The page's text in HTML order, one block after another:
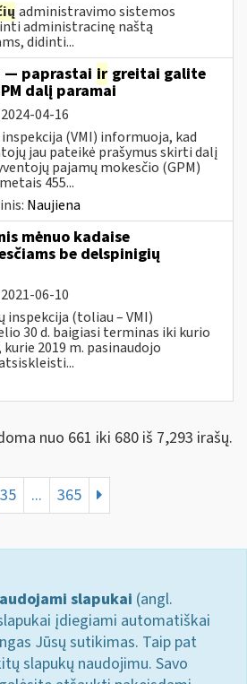
administravimo sistemos
administracinę naštą
didinti...
— paprastai ir greitai galite
dalį paramai
2024-04-16
(VMI) informuoja, kad
jau pateikė prašymus skirti dalį
pajamų mokesčio (GPM)
455...
Naujiena
mėnuo kadaise
be delspinigių
2021-06-10
inspekcija (toliau – VMI)
30 d. baigiasi terminas iki kurio
2019 m. pasinaudojo
nuo 661 iki 680 iš 7,293 irašų.
35 ... 365
slapukai (angl.
įdiegiami automatiškai
Jūsų sutikimas. Taip pat
slapukų naudojimu. Savo